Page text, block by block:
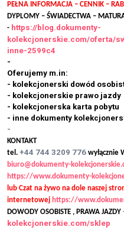
PEŁNA INFORMACJA – CENNIK –
DYPLOMY – ŚWIADECTWA –
- https://blog.dokumenty-
kolekcjonerskie.com/oferta/
inne-2599c4
-
Oferujemy m.in:
- kolekcjonerski dowód
- kolekcjonerskie prawo jazdy
- kolekcjonerska karta pobytu
- inne dokumenty
-
KONTAKT
tel. +44 744 3209 776 wyłącznie
biuro@dokumenty-
https://www.dokumenty-
lub Czat na żywo na dole naszej
internetowej https://
DOWODY OSOBISTE , PRAWA JAZDY
kolekcjonerskie.com/sklep